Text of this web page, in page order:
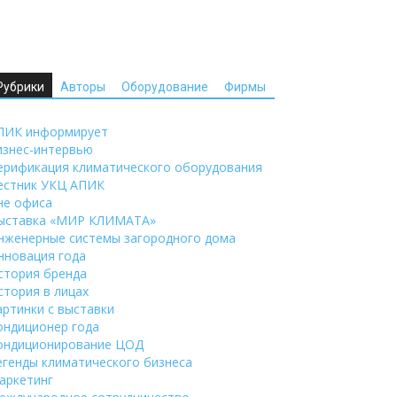
Авторы Оборудование Фирмы
информирует
интервью
климатического оборудования
УКЦ АПИК
офиса
«МИР КЛИМАТА»
системы загородного дома
года
бренда
в лицах
с выставки
года
ЦОД
климатического бизнеса